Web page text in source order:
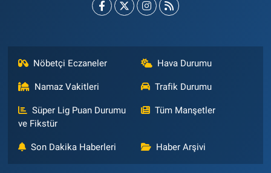
Nöbetçi Eczaneler Hava Durumu
Namaz Vakitleri Trafik Durumu
Süper Lig Puan Durumu
ve Fikstür
Tüm Manşetler
Son Dakika Haberleri Haber Arşivi